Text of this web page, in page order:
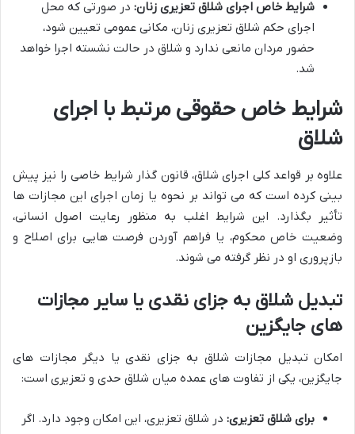
شرایط خاص اجرای شلاق تعزیری زنان: در صورتی که محل
اجرای حکم شلاق تعزیری زنان، مکانی عمومی تعیین شود،
حضور مردان مانعی ندارد و شلاق در حالت نشسته اجرا خواهد
شد.
شرایط خاص حقوقی مرتبط با اجرای
شلاق
علاوه بر قواعد کلی اجرای شلاق، قانون گذار شرایط خاصی را نیز پیش
بینی کرده است که می تواند بر نحوه یا زمان اجرای این مجازات ها
تأثیر بگذارد. این شرایط اغلب به منظور رعایت اصول انسانی،
وضعیت خاص محکوم، یا فراهم آوردن فرصت هایی برای اصلاح و
بازپروری او در نظر گرفته می شوند.
تبدیل شلاق به جزای نقدی یا سایر مجازات
های جایگزین
امکان تبدیل مجازات شلاق به جزای نقدی یا دیگر مجازات های
جایگزین، یکی از تفاوت های عمده میان شلاق حدی و تعزیری است:
برای شلاق تعزیری: در شلاق تعزیری، این امکان وجود دارد. اگر